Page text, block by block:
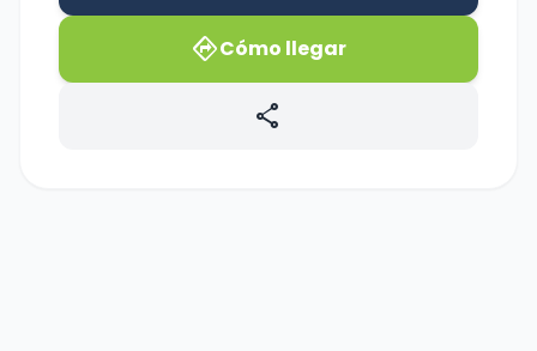
directionsCómo llegar
share